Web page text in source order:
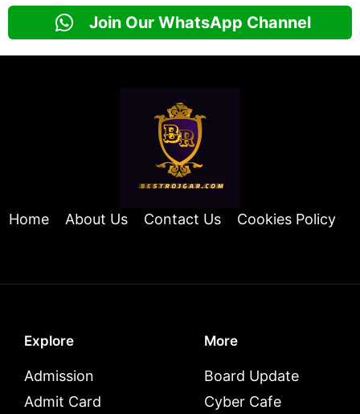
Join Our WhatsApp Channel
Home About Us Contact Us Cookies Policy
Explore
Admission
Admit Card
More
Board Update
Cyber Cafe